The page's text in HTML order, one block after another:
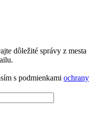
dôležité správy z mesta
s podmienkami ochrany